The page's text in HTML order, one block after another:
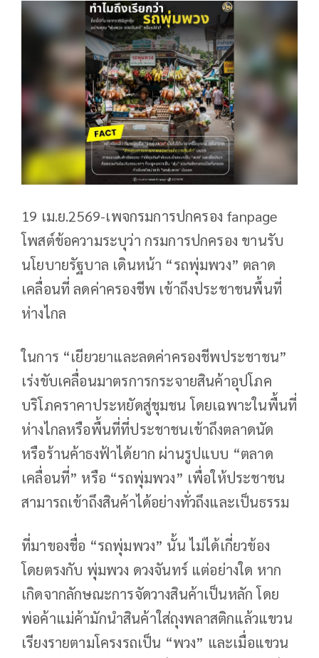
19 เม.ย.2569-เพจกรมการปกครอง fanpage
โพสต์ข้อความระบุว่า กรมการปกครอง ขานรับ
นโยบายรัฐบาล เดินหน้า “รถพุ่มพวง” ตลาด
เคลื่อนที่ ลดค่าครองชีพ เข้าถึงประชาชนพื้นที่
ห่างไกล
ในการ “เยียวยาและลดค่าครองชีพประชาชน”
เร่งขับเคลื่อนมาตรการกระจายสินค้าอุปโภค
บริโภคราคาประหยัดสู่ชุมชน โดยเฉพาะในพื้นที่
ห่างไกลหรือพื้นที่ที่ประชาชนเข้าถึงตลาดนัด
หรือร้านค้าธงฟ้าได้ยาก ผ่านรูปแบบ “ตลาด
เคลื่อนที่” หรือ “รถพุ่มพวง” เพื่อให้ประชาชน
สามารถเข้าถึงสินค้าได้อย่างทั่วถึงและเป็นธรรม
ที่มาของชื่อ “รถพุ่มพวง” นั้น ไม่ได้เกี่ยวข้อง
โดยตรงกับ พุ่มพวง ดวงจันทร์ แต่อย่างใด หาก
เกิดจากลักษณะการจัดวางสินค้าเป็นหลัก โดย
พ่อค้าแม่ค้ามักนำสินค้าใส่ถุงพลาสติกแล้วแขวน
เรียงรายตามโครงรถเป็น “พวง” และเมื่อแขวน